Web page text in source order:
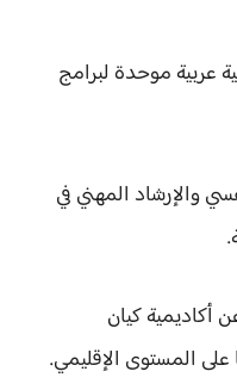
عربية موحدة لبرامج
والإرشاد المهني في
أكاديمية كيان
المستوى الإقليمي.